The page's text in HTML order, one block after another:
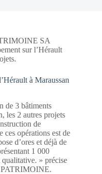
SA
sur l’Hérault
à Maraussan
de 3 bâtiments
les 2 autres projets
de
ces opérations est de
d’ores et déjà de
1 000
qualitative. » précise
PATRIMOINE.